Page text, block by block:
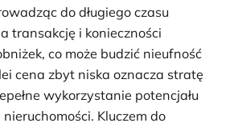
do długiego czasu
transakcję i konieczności
co może budzić nieufność
cena zbyt niska oznacza stratę
wykorzystanie potencjału
Kluczem do